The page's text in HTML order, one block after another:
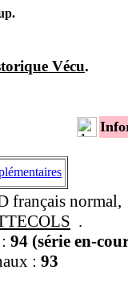
Vécu.
français normal,
.
94 (série en-
: 93